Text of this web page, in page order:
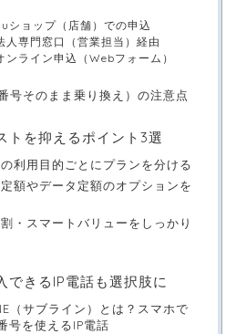
ショップ（店舗）での申込
専門窓口（営業担当）経由
ライン申込（Webフォーム）
号そのまま乗り換え）の注意点
トを抑えるポイント3選
利用目的ごとにプランを分ける
額やデータ定額のオプションを
・スマートバリューをしっかり
できるIP電話も選択肢に
（サブライン）とは？スマホで
号を使えるIP電話